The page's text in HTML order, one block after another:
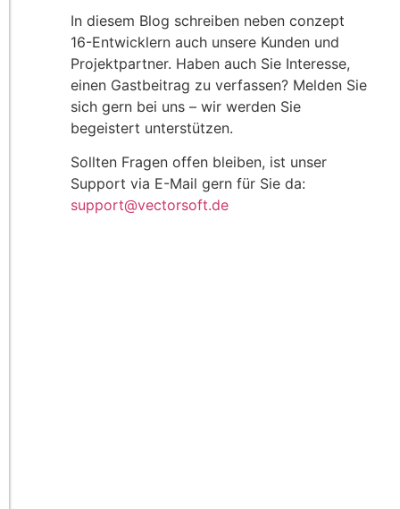
In diesem Blog schreiben neben conzept
16-Entwicklern auch unsere Kunden und
Projektpartner. Haben auch Sie Interesse,
einen Gastbeitrag zu verfassen? Melden Sie
sich gern bei uns – wir werden Sie
begeistert unterstützen.
Sollten Fragen offen bleiben, ist unser
Support via E-Mail gern für Sie da:
support@vectorsoft.de